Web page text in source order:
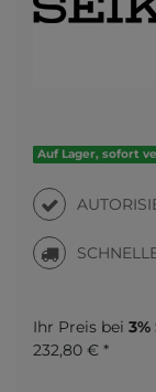
Auf Lager, sofort
Ihr Preis bei
232,80 € *